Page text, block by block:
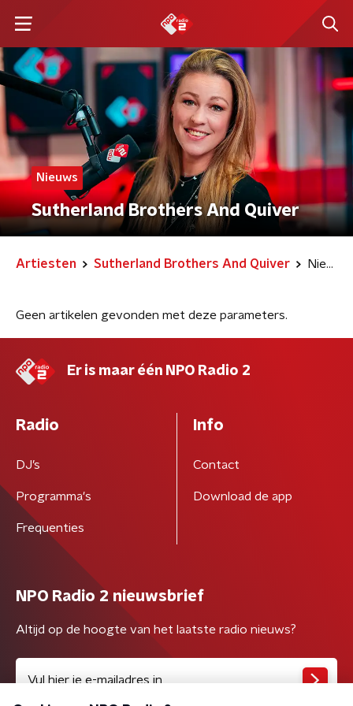
Nieuws
Sutherland Brothers And Quiver
Artiesten Sutherland Brothers And Quiver Nieuws
Geen artikelen gevonden met deze parameters.
Er is maar één NPO Radio 2
Radio
DJ’s
Programma's
Frequenties
Info
Contact
Download de app
NPO Radio 2 nieuwsbrief
Altijd op de hoogte van het laatste radio nieuws?